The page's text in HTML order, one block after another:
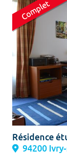
Résidence
94200